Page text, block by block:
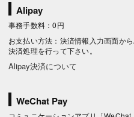
Alipay
事務手数料：0円
お支払い方法：決済情報入力画面か
決済処理を行って下さい。
Alipay決済について
WeChat Pay